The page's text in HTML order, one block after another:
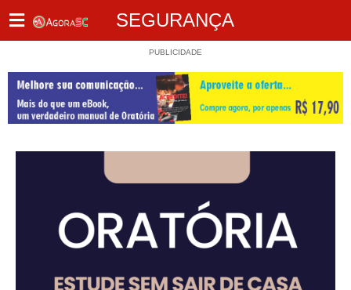
SEGURANÇA
PUBLICIDADE